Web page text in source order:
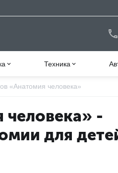
Техника
«Анатомия человека»
-
для